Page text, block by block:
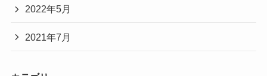
2022年5月
2021年7月